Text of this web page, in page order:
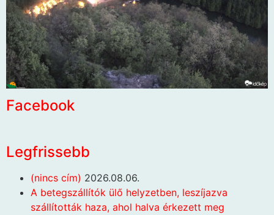
Facebook
Legfrissebb
(nincs cím) 2026.08.06.
A betegszállítók ülő helyzetben, leszíjazva
szállították haza, ahol halva érkezett meg